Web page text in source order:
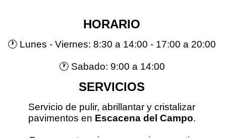
HORARIO
🕐 Lunes - Viernes: 8:30 a 14:00 - 17:00 a 20:00
🕐 Sabado: 9:00 a 14:00
SERVICIOS
Servicio de pulir, abrillantar y cristalizar
pavimentos en Escacena del Campo.